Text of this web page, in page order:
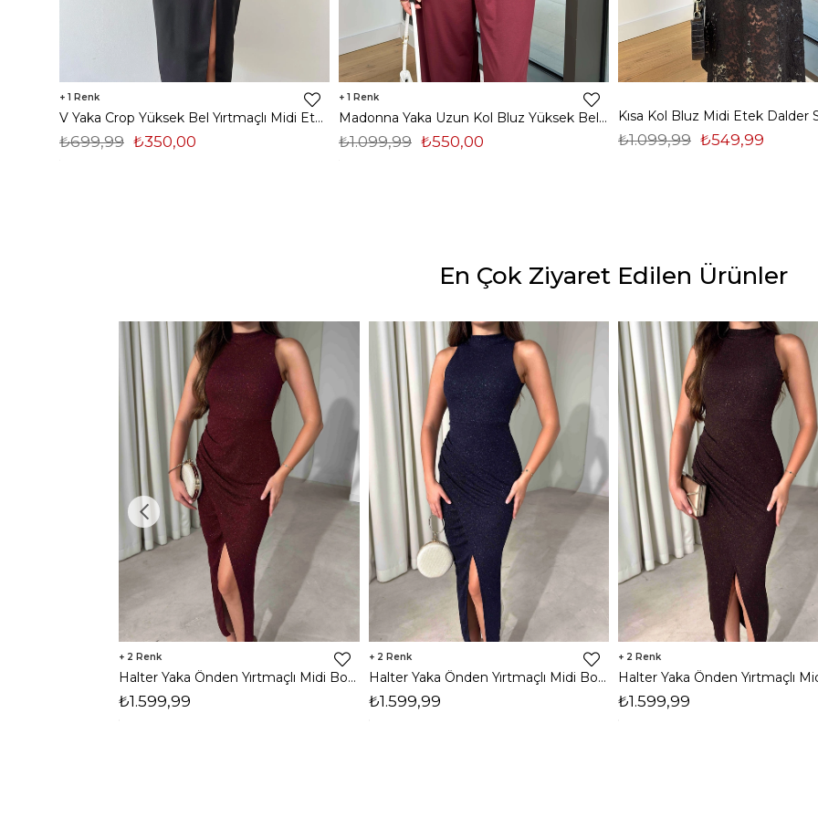
1
V Yaka Crop Yüksek Bel Yırtmaçlı Midi Etek Duarte Kadın Siyah İkili Takım 23Y000561
₺350,00
₺699,99
1
Madonna Yaka Uzun Kol Bluz Yüksek Bel Bol Paça Pantolon Börd Bordo Kadın Takım 25Y140
₺550,00
₺1.099,99 ₺549,99
₺1.099,99
En Çok Ziyaret Edilen Ürünler
2
Halter Yaka Önden Yırtmaçlı Midi Boy Bordo Hasre Kadın Elbise 26Y502
₺1.599,99
2
Halter Yaka Önden Yırtmaçlı Midi Boy Lacivert Hasre Kadın Elbise 26Y502
₺1.599,99
2
₺1.599,99